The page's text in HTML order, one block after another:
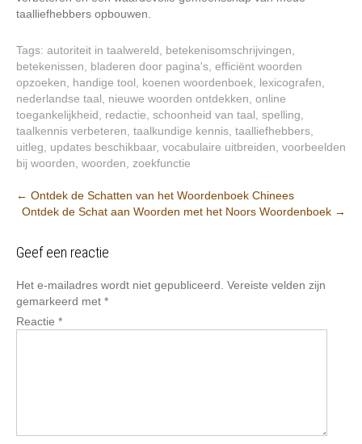
taalliefhebbers opbouwen.
Tags: autoriteit in taalwereld betekenisomschrijvingen
betekenissen
bladeren door pagina's efficiënt woorden
opzoeken
handige tool koenen woordenboek lexicografen
nederlandse taal
nieuwe woorden ontdekken online
toegankelijkheid
redactie schoonheid van taal spelling
taalkennis verbeteren taalkundige kennis taalliefhebbers
uitleg
updates beschikbaar, vocabulaire uitbreiden voorbeelden
bij woorden woorden zoekfunctie
Berichtnavigatie
← Ontdek de Schatten van het Woordenboek Chinees
Ontdek de Schat aan Woorden met het Noors Woordenboek →
Geef een reactie
Het e-mailadres wordt niet gepubliceerd. Vereiste velden zijn
gemarkeerd met *
Reactie *